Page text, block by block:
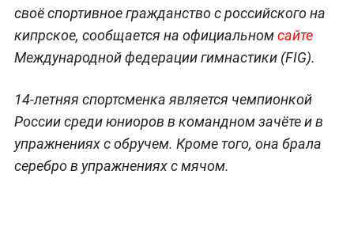
своё спортивное гражданство с российского на
кипрское, сообщается на официальномсайте
Международной федерации гимнастики (FIG).
14-летняя спортсменка является чемпионкой
России среди юниоров в командном зачёте и в
упражнениях с обручем. Кроме того, она брала
серебро в упражнениях с мячом.